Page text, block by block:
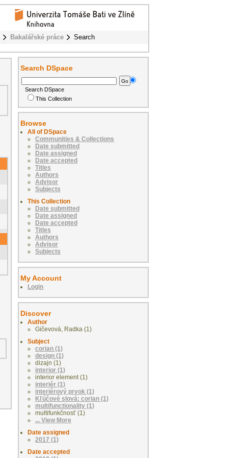
Bakalářské práce Search
Search DSpace
Search DSpace
This Collection
Browse
All of DSpace
Communities & Collections
Date submitted
Date assigned
Date accepted
Titles
Authors
Advisor
Subjects
This Collection
Date submitted
Date assigned
Date accepted
Titles
Authors
Advisor
Subjects
My Account
Login
Discover
Author
Gičevová, Radka (1)
Subject
corian (1)
design (1)
dizajn (1)
interior (1)
interior element (1)
interiér (1)
interiérový prvok (1)
Kľúčové slová: corian (1)
multifunctionality (1)
multifunkčnosť (1)
... View More
Date assigned
2017 (1)
Date accepted